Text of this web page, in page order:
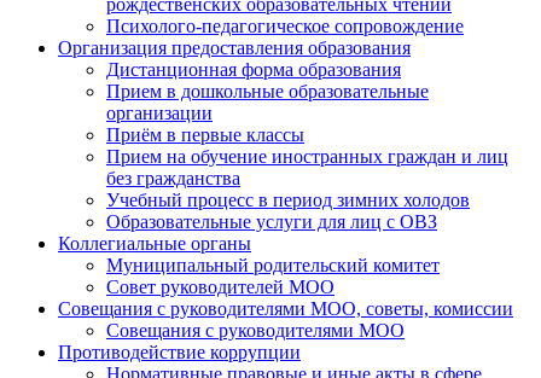
рождественских образовательных чтений
Психолого-педагогическое сопровождение
Организация предоставления образования
Дистанционная форма образования
Прием в дошкольные образовательные
организации
Приём в первые классы
Прием на обучение иностранных граждан и лиц
без гражданства
Учебный процесс в период зимних холодов
Образовательные услуги для лиц с ОВЗ
Коллегиальные органы
Муниципальный родительский комитет
Совет руководителей МОО
Совещания с руководителями МОО, советы, комиссии
Совещания с руководителями МОО
Противодействие коррупции